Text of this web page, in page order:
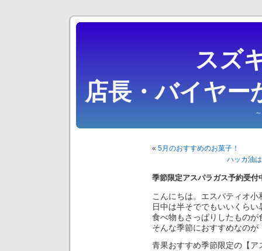
スズ
店長・バイヤー
« 5月のおすすめのお菓子！
ハッカ油
季節限定アスパラガス予約受付
こんにちは。エスパティオ
日中は半そででもいいくら
食べ物もさっぱりしたもの
そんな季節におすすめなのが
青果おすすめ季節限定の【